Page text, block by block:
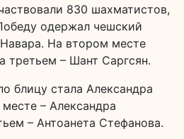
830 шахматистов,
одержал чешский
На втором месте
третьем – Шант Саргсян.
блицу стала Александра
– Александра
– Антоанета Стефанова.